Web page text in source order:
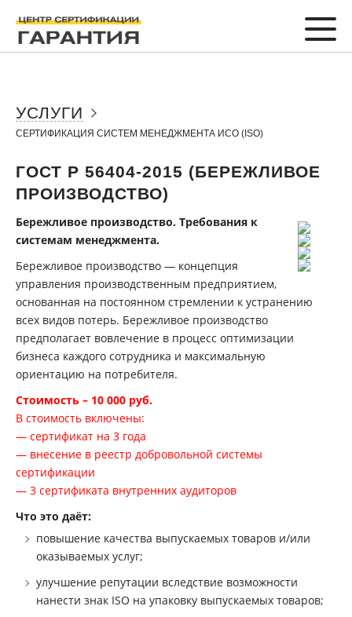
УСЛУГИ
СЕРТИФИКАЦИЯ СИСТЕМ МЕНЕДЖМЕНТА ИСО (ISO)
ГОСТ Р 56404-2015 (БЕРЕЖЛИВОЕ
ПРОИЗВОДСТВО)
Бережливое производство. Требования к
системам менеджмента.
Бережливое производство — концепция
управления производственным предприятием,
основанная на постоянном стремлении к устранению
всех видов потерь. Бережливое производство
предполагает вовлечение в процесс оптимизации
бизнеса каждого сотрудника и максимальную
ориентацию на потребителя.
Стоимость – 10 000 руб.
В стоимость включены:
— сертификат на 3 года
— внесение в реестр добровольной системы
сертификации
— 3 сертификата внутренних аудиторов
Что это даёт:
повышение качества выпускаемых товаров и/или
оказываемых услуг;
улучшение репутации вследствие возможности
нанести знак ISO на упаковку выпускаемых товаров;